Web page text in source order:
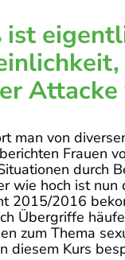
Attacke
man von
Frauen
durch
wie hoch ist nun
2015/2016
Übergriffe
zum Thema
diesem Kurs